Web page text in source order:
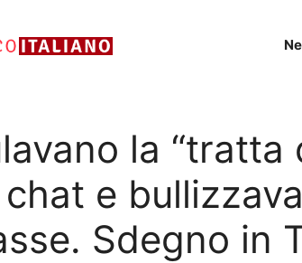
la “tratta
e
Sdegno in